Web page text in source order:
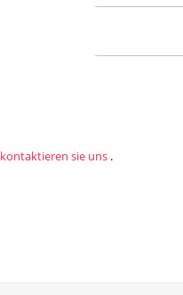
kontaktieren sie uns .